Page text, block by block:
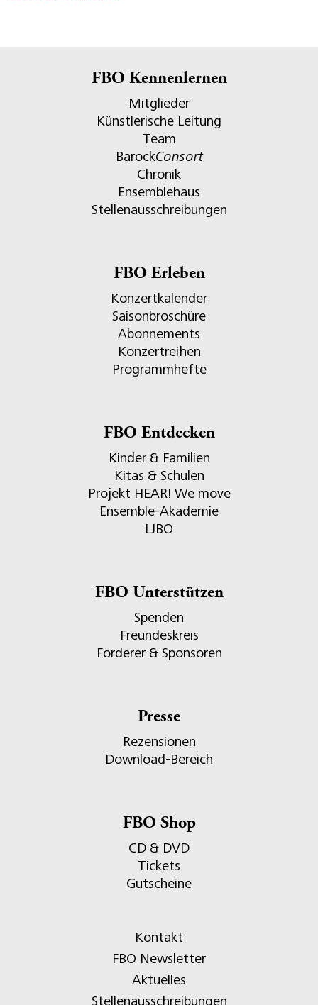
FBO Kennenlernen
Mitglieder
Künstlerische Leitung
Team
BarockConsort
Chronik
Ensemblehaus
Stellenausschreibungen
FBO Erleben
Konzertkalender
Saisonbroschüre
Abonnements
Konzertreihen
Programmhefte
FBO Entdecken
Kinder & Familien
Kitas & Schulen
Projekt HEAR! We move
Ensemble-Akademie
LJBO
FBO Unterstützen
Spenden
Freundeskreis
Förderer & Sponsoren
Presse
Rezensionen
Download-Bereich
FBO Shop
CD & DVD
Tickets
Gutscheine
Kontakt
FBO Newsletter
Aktuelles
Stellenausschreibungen